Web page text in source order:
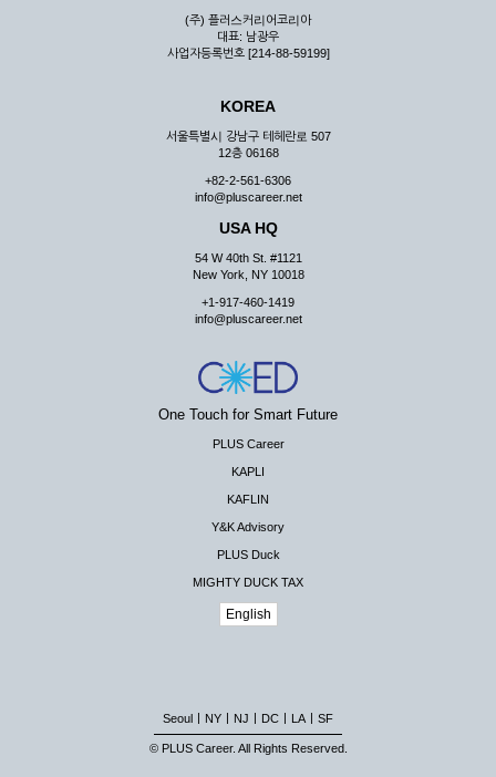
(주) 플러스커리어코리아
대표: 남광우
사업자등록번호 [214-88-59199]
KOREA
서울특별시 강남구 테헤란로 507
12층 06168
+82-2-561-6306
info@pluscareer.net
USA HQ
54 W 40th St. #1121
New York, NY 10018
+1-917-460-1419
info@pluscareer.net
One Touch for Smart Future
PLUS Career
KAPLI
KAFLIN
Y&K Advisory
PLUS Duck
MIGHTY DUCK TAX
English
Seoul NY NJ DC LA SF
© PLUS Career. All Rights Reserved.